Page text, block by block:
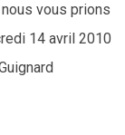
vous prions
14 avril 2010